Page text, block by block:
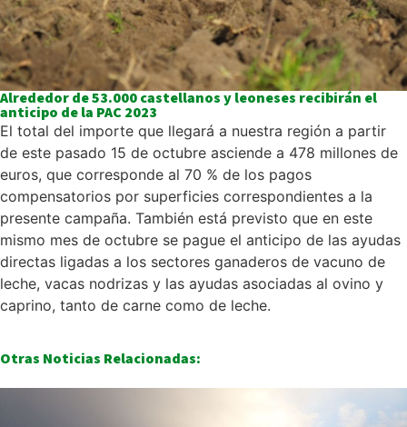
Alrededor de 53.000 castellanos y leoneses recibirán el
anticipo de la PAC 2023
El total del importe que llegará a nuestra región a partir
de este pasado 15 de octubre asciende a 478 millones de
euros, que corresponde al 70 % de los pagos
compensatorios por superficies correspondientes a la
presente campaña. También está previsto que en este
mismo mes de octubre se pague el anticipo de las ayudas
directas ligadas a los sectores ganaderos de vacuno de
leche, vacas nodrizas y las ayudas asociadas al ovino y
caprino, tanto de carne como de leche.
Otras Noticias Relacionadas: